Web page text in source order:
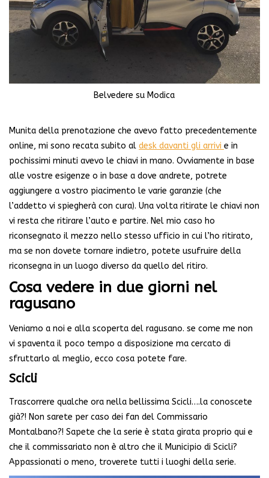
Belvedere su Modica
Munita della prenotazione che avevo fatto precedentemente
online, mi sono recata subito al desk davanti gli arrivi e in
pochissimi minuti avevo le chiavi in mano. Ovviamente in base
alle vostre esigenze o in base a dove andrete, potrete
aggiungere a vostro piacimento le varie garanzie (che
l’addetto vi spiegherà con cura). Una volta ritirate le chiavi non
vi resta che ritirare l’auto e partire. Nel mio caso ho
riconsegnato il mezzo nello stesso ufficio in cui l’ho ritirato,
ma se non dovete tornare indietro, potete usufruire della
riconsegna in un luogo diverso da quello del ritiro.
Cosa vedere in due giorni nel
ragusano
Veniamo a noi e alla scoperta del ragusano. se come me non
vi spaventa il poco tempo a disposizione ma cercato di
sfruttarlo al meglio, ecco cosa potete fare.
Scicli
Trascorrere qualche ora nella bellissima Scicli….la conoscete
già?! Non sarete per caso dei fan del Commissario
Montalbano?! Sapete che la serie è stata girata proprio qui e
che il commissariato non è altro che il Municipio di Scicli?
Appassionati o meno, troverete tutti i luoghi della serie.